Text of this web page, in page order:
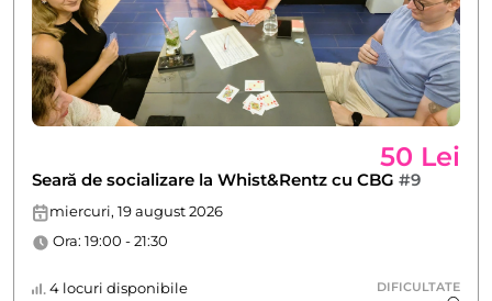
50 Lei
Seară de socializare la Whist&Rentz cu CBG #9
miercuri, 19 august 2026
Ora: 19:00 - 21:30
4 locuri disponibile DIFICULTATE